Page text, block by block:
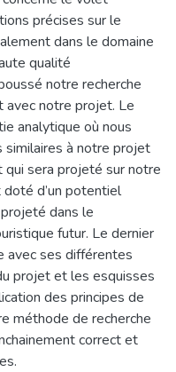
précises sur le
dans le domaine
qualité
notre recherche
avec notre projet. Le
analytique où nous
similaires à notre projet
sera projeté sur notre
doté d’un potentiel
dans le
futur. Le dernier
avec ses différentes
projet et les esquisses
des principes de
méthode de recherche
correct et